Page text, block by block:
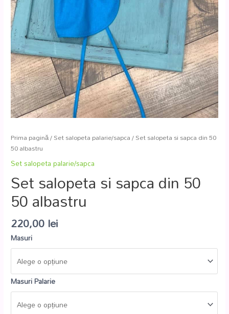
Prima pagină/Set salopeta palarie/sapca/ Set salopeta si sapca din 50
50 albastru
Set salopeta palarie/sapca
Set salopeta si sapca din 50
50 albastru
220,00 lei
Masuri
Masuri Palarie